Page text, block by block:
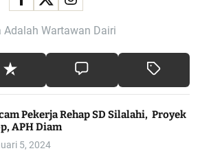
Adalah Wartawan Dairi
Pekerja Rehap SD Silalahi, Proyek
APH Diam
5, 2024